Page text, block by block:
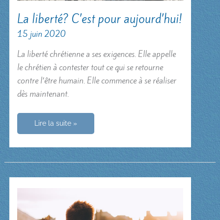
La liberté? C’est pour aujourd’hui!
15 juin 2020
La liberté chrétienne a ses exigences. Elle appelle
le chrétien à contester tout ce qui se retourne
contre l’être humain. Elle commence à se réaliser
dès maintenant.
La
C’est
aujourd’hui!
Lire la suite »